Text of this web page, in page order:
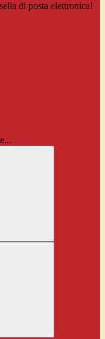
di posta elettronica!